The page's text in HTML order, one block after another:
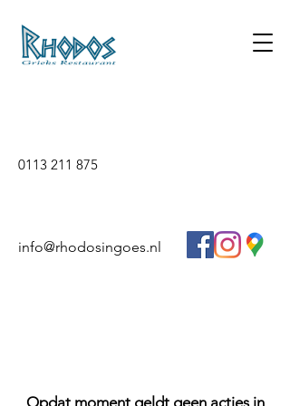
0113 211 875
info@rhodosingoes.nl
Opdat moment geldt geen acties in